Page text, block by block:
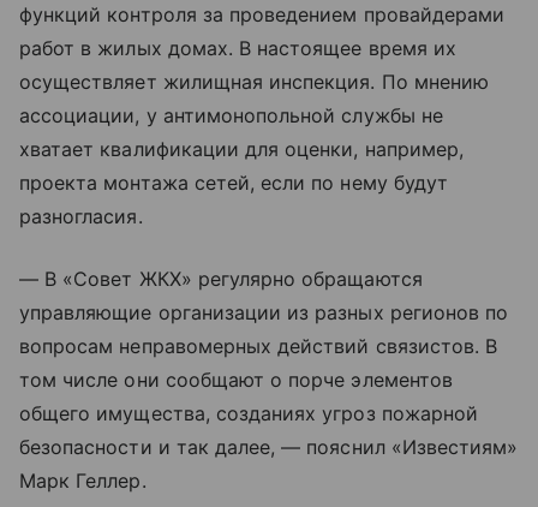
функций контроля за проведением провайдерами
работ в жилых домах. В настоящее время их
осуществляет жилищная инспекция. По мнению
ассоциации, у антимонопольной службы не
хватает квалификации для оценки, например,
проекта монтажа сетей, если по нему будут
разногласия.
— В «Совет ЖКХ» регулярно обращаются
управляющие организации из разных регионов по
вопросам неправомерных действий связистов. В
том числе они сообщают о порче элементов
общего имущества, созданиях угроз пожарной
безопасности и так далее, — пояснил «Известиям»
Марк Геллер.